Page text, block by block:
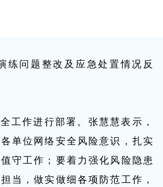
练问题整改及应急处置情况反
工作进行部署。张慧慧表示，
单位网络安全风险意识，扎实
守工作；要着力强化风险隐患
当，做实做细各项防范工作，